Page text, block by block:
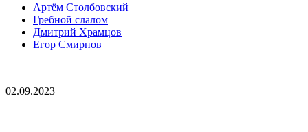
Артём Столбовский
Гребной слалом
Дмитрий Храмцов
Егор Смирнов
02.09.2023